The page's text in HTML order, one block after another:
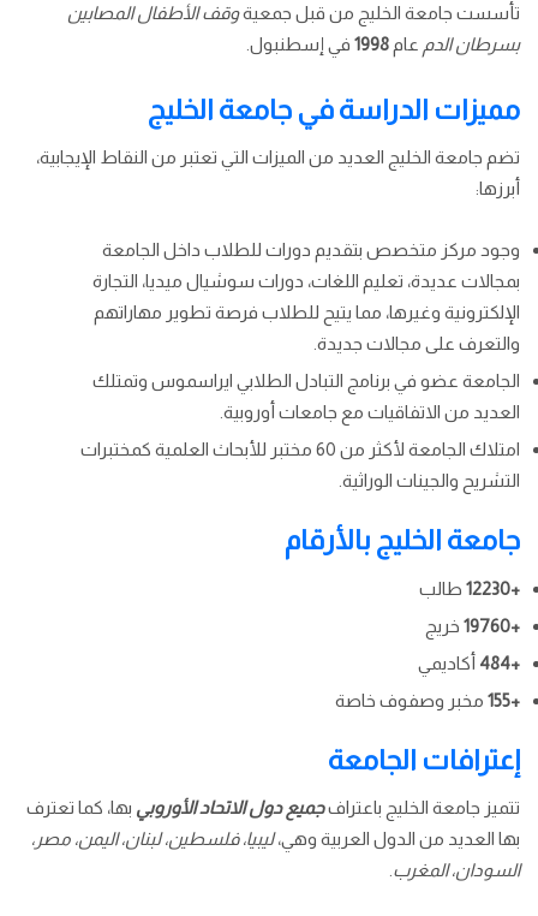
تأسست جامعة الخليج من قبل جمعيةوقف الأطفال المصابين
بسرطان الدم عام في إسطنبول.
مميزات الدراسة في جامعة الخليج
تضم جامعة الخليج العديد من الميزات التي تعتبر من النقاط الإيجابية،
أبرزها:
وجود مركز متخصص بتقديم دورات للطلاب داخل الجامعة
بمجالات عديدة، تعليم اللغات، دورات سوشيال ميديا، التجارة
الإلكترونية وغيرها، مما يتيح للطلاب فرصة تطوير مهاراتهم
والتعرف على مجالات جديدة.
الجامعة عضو في برنامج التبادل الطلابي ايراسموس وتمتلك
العديد من الاتفاقيات مع جامعات أوروبية.
امتلاك الجامعة لأكثر من 60 مختبر للأبحاث العلمية كمختبرات
التشريح والجينات الوراثية.
جامعة الخليج بالأرقام
+12230
طالب
+19760
خريج
+484
أكاديمي
+155
مخبر وصفوف خاصة
إعترافات الجامعة
تتميز جامعة الخليج باعترافجميع دول الاتحاد الأوروبي بها، كما تعترف
بها العديد من الدول العربية وهي،ليبيا، فلسطين، لبنان، اليمن، مصر،
السودان، المغرب